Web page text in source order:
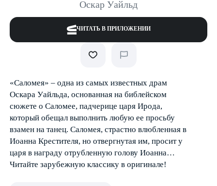
Оскар Уайльд
ЧИТАТЬ В ПРИЛОЖЕНИИ
«Саломея» – одна из самых известных драм
Оскара Уайльда, основанная на библейском
сюжете о Саломее, падчерице царя Ирода,
который обещал выполнить любую ее просьбу
взамен на танец. Саломея, страстно влюбленная в
Иоанна Крестителя, но отвергнутая им, просит у
царя в награду отрубленную голову Иоанна…
Читайте зарубежную классику в оригинале!